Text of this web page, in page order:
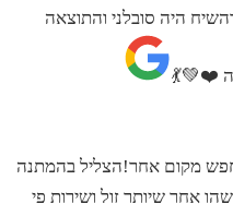
היה סובלני והתוצאה
❤️💚💃
מקום אחר!הצליל בהמתנה
אחר שיותר זול ושירות פי